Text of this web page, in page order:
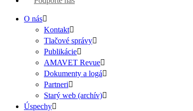
O nás
Kontakt
Tlačové správy
Publikácie
AMAVET Revue
Dokumenty a logá
Partneri
Starý web (archív)
Úspechy